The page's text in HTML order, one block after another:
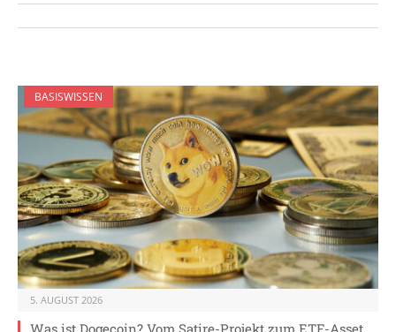
BASISWISSEN
5. AUGUST 2026
Was ist Dogecoin? Vom Satire-Projekt zum ETF-Asset